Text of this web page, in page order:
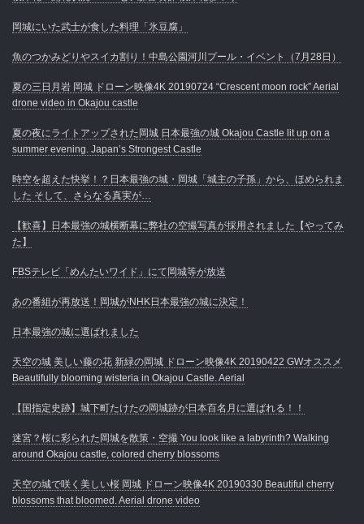
岡城にいた武士が食した料理「氷豆腐」
魚のつかみどりやスイカ割り！中島公園河川プール・イベント（7月28日）
夏の三日月岩 岡城 ドローン映像4K 20190724 “Crescent moon rock” Aerial
drone video in Okajou castle
夏の夜にライトアップされた岡城 日本最強の城 Okajou Castle lit up on a
summer evening. Japan’s Strongest Castle
時空を超えた快挙！？日本最強の城・岡城「城主の子孫」から、ほめられま
した そして、さらなる真実が…
【歓喜】日本最強の城横断幕に弊社の空撮写真が採用されました【やってみ
た】
FBSテレビ「めんたいワイド」にて岡城等が放送
あの番組が再放送！岡城がNHK日本最強の城に決定！
日本最強の城に選ばれました
天空の城 美しい藤の花 新緑の岡城 ドローン映像4K 20190422 GWオススメ
Beautifully blooming wisteria in Okajou Castle. Aerial
【国指定史跡】城下町たけたの岡城跡が日本百名月に選ばれる！！
迷宮？桜に彩られた岡城を散策・空撮 You look like a labyrinth? Walking
around Okajou castle, colored cherry blossoms
天空の城で咲く美しい桜 岡城 ドローン映像4K 20190330 Beautiful cherry
blossoms that bloomed. Aerial drone video